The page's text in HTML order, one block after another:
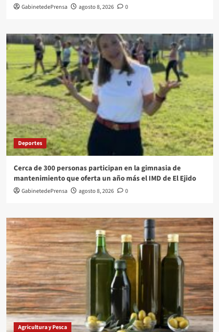
GabinetedePrensa agosto 8, 2026 0
Deportes
Cerca de 300 personas participan en la gimnasia de
mantenimiento que oferta un año más el IMD de El Ejido
GabinetedePrensa agosto 8, 2026 0
Agricultura y Pesca